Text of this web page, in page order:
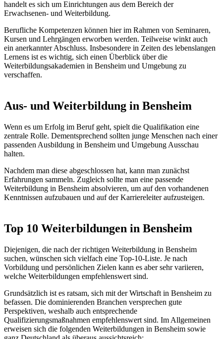
handelt es sich um Einrichtungen aus dem Bereich der
Erwachsenen- und Weiterbildung.
Berufliche Kompetenzen können hier im Rahmen von Seminaren,
Kursen und Lehrgängen erworben werden. Teilweise winkt auch
ein anerkannter Abschluss. Insbesondere in Zeiten des lebenslangen
Lernens ist es wichtig, sich einen Überblick über die
Weiterbildungsakademien in Bensheim und Umgebung zu
verschaffen.
Aus- und Weiterbildung in Bensheim
Wenn es um Erfolg im Beruf geht, spielt die Qualifikation eine
zentrale Rolle. Dementsprechend sollten junge Menschen nach einer
passenden Ausbildung in Bensheim und Umgebung Ausschau
halten.
Nachdem man diese abgeschlossen hat, kann man zunächst
Erfahrungen sammeln. Zugleich sollte man eine passende
Weiterbildung in Bensheim absolvieren, um auf den vorhandenen
Kenntnissen aufzubauen und auf der Karriereleiter aufzusteigen.
Top 10 Weiterbildungen in Bensheim
Diejenigen, die nach der richtigen Weiterbildung in Bensheim
suchen, wünschen sich vielfach eine Top-10-Liste. Je nach
Vorbildung und persönlichen Zielen kann es aber sehr variieren,
welche Weiterbildungen empfehlenswert sind.
Grundsätzlich ist es ratsam, sich mit der Wirtschaft in Bensheim zu
befassen. Die dominierenden Branchen versprechen gute
Perspektiven, weshalb auch entsprechende
Qualifizierungsmaßnahmen empfehlenswert sind. Im Allgemeinen
erweisen sich die folgenden Weiterbildungen in Bensheim sowie